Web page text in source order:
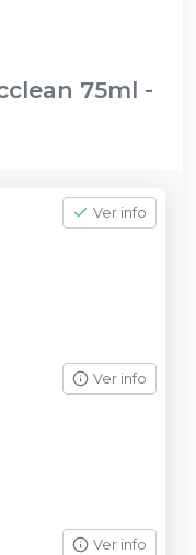
75ml -
Ver info
Ver info
Ver info